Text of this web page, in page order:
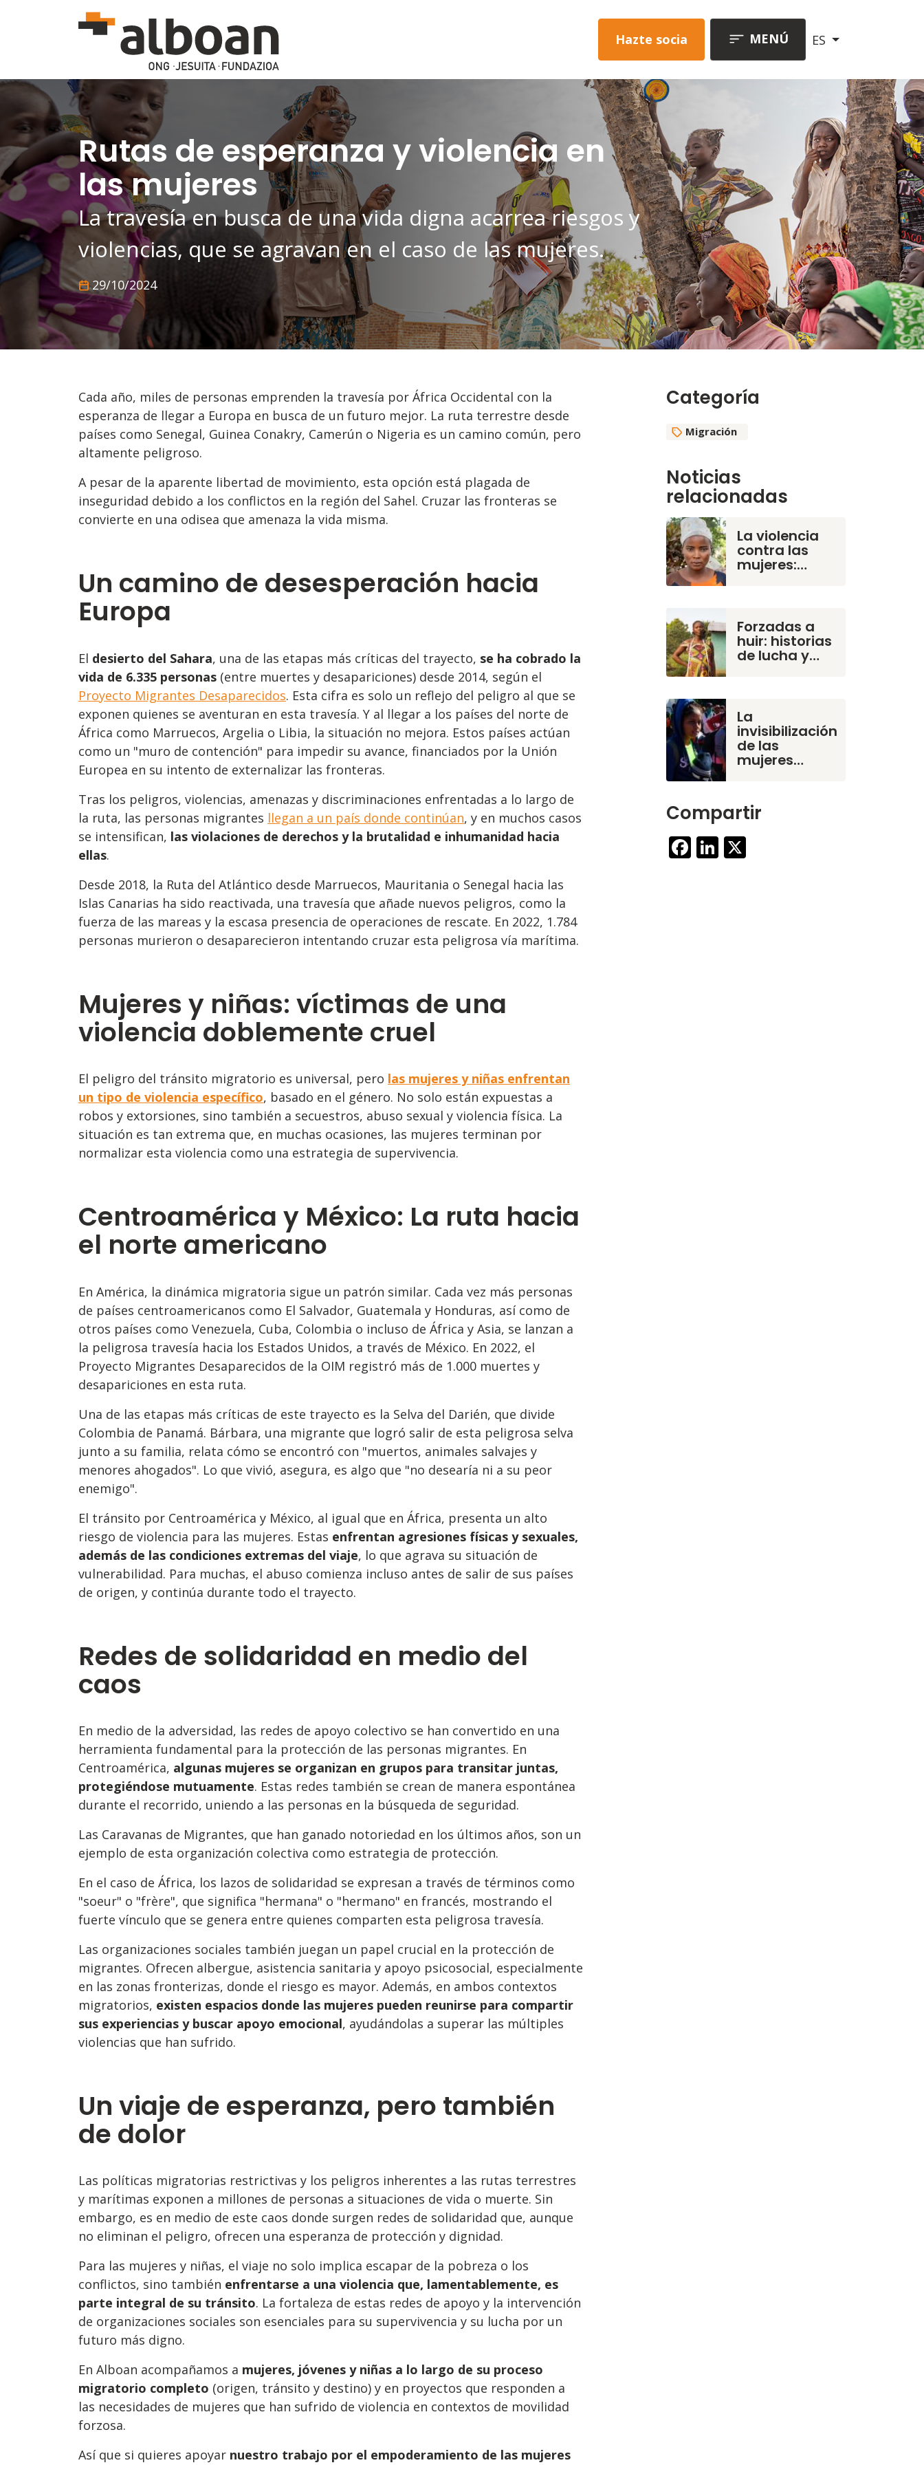
Pasar al contenido principal
Hazte socia
ES
MENÚ
Rutas de esperanza y violencia en
las mujeres
La travesía en busca de una vida digna acarrea riesgos y
violencias, que se agravan en el caso de las mujeres.
29/10/2024
Cada año, miles de personas emprenden la travesía por África Occidental con la
esperanza de llegar a Europa en busca de un futuro mejor. La ruta terrestre desde
países como Senegal, Guinea Conakry, Camerún o Nigeria es un camino común, pero
altamente peligroso.
A pesar de la aparente libertad de movimiento, esta opción está plagada de
inseguridad debido a los conflictos en la región del Sahel. Cruzar las fronteras se
convierte en una odisea que amenaza la vida misma.
Un camino de desesperación hacia
Europa
El desierto del Sahara, una de las etapas más críticas del trayecto, se ha cobrado la
vida de 6.335 personas (entre muertes y desapariciones) desde 2014, según el
Proyecto Migrantes Desaparecidos. Esta cifra es solo un reflejo del peligro al que se
exponen quienes se aventuran en esta travesía. Y al llegar a los países del norte de
África como Marruecos, Argelia o Libia, la situación no mejora. Estos países actúan
como un "muro de contención" para impedir su avance, financiados por la Unión
Europea en su intento de externalizar las fronteras.
Tras los peligros, violencias, amenazas y discriminaciones enfrentadas a lo largo de
la ruta, las personas migrantes llegan a un país donde continúan, y en muchos casos
se intensifican, las violaciones de derechos y la brutalidad e inhumanidad hacia
ellas.
Desde 2018, la Ruta del Atlántico desde Marruecos, Mauritania o Senegal hacia las
Islas Canarias ha sido reactivada, una travesía que añade nuevos peligros, como la
fuerza de las mareas y la escasa presencia de operaciones de rescate. En 2022, 1.784
personas murieron o desaparecieron intentando cruzar esta peligrosa vía marítima.
Mujeres y niñas: víctimas de una
violencia doblemente cruel
El peligro del tránsito migratorio es universal, pero las mujeres y niñas enfrentan
un tipo de violencia específico, basado en el género. No solo están expuestas a
robos y extorsiones, sino también a secuestros, abuso sexual y violencia física. La
situación es tan extrema que, en muchas ocasiones, las mujeres terminan por
normalizar esta violencia como una estrategia de supervivencia.
Centroamérica y México: La ruta hacia
el norte americano
En América, la dinámica migratoria sigue un patrón similar. Cada vez más personas
de países centroamericanos como El Salvador, Guatemala y Honduras, así como de
otros países como Venezuela, Cuba, Colombia o incluso de África y Asia, se lanzan a
la peligrosa travesía hacia los Estados Unidos, a través de México. En 2022, el
Proyecto Migrantes Desaparecidos de la OIM registró más de 1.000 muertes y
desapariciones en esta ruta.
Una de las etapas más críticas de este trayecto es la Selva del Darién, que divide
Colombia de Panamá. Bárbara, una migrante que logró salir de esta peligrosa selva
junto a su familia, relata cómo se encontró con "muertos, animales salvajes y
menores ahogados". Lo que vivió, asegura, es algo que "no desearía ni a su peor
enemigo".
El tránsito por Centroamérica y México, al igual que en África, presenta un alto
riesgo de violencia para las mujeres. Estas enfrentan agresiones físicas y sexuales,
además de las condiciones extremas del viaje, lo que agrava su situación de
vulnerabilidad. Para muchas, el abuso comienza incluso antes de salir de sus países
de origen, y continúa durante todo el trayecto.
Redes de solidaridad en medio del
caos
En medio de la adversidad, las redes de apoyo colectivo se han convertido en una
herramienta fundamental para la protección de las personas migrantes. En
Centroamérica, algunas mujeres se organizan en grupos para transitar juntas,
protegiéndose mutuamente. Estas redes también se crean de manera espontánea
durante el recorrido, uniendo a las personas en la búsqueda de seguridad.
Las Caravanas de Migrantes, que han ganado notoriedad en los últimos años, son un
ejemplo de esta organización colectiva como estrategia de protección.
En el caso de África, los lazos de solidaridad se expresan a través de términos como
"soeur" o "frère", que significa "hermana" o "hermano" en francés, mostrando el
fuerte vínculo que se genera entre quienes comparten esta peligrosa travesía.
Las organizaciones sociales también juegan un papel crucial en la protección de
migrantes. Ofrecen albergue, asistencia sanitaria y apoyo psicosocial, especialmente
en las zonas fronterizas, donde el riesgo es mayor. Además, en ambos contextos
migratorios, existen espacios donde las mujeres pueden reunirse para compartir
sus experiencias y buscar apoyo emocional, ayudándolas a superar las múltiples
violencias que han sufrido.
Un viaje de esperanza, pero también
de dolor
Las políticas migratorias restrictivas y los peligros inherentes a las rutas terrestres
y marítimas exponen a millones de personas a situaciones de vida o muerte. Sin
embargo, es en medio de este caos donde surgen redes de solidaridad que, aunque
no eliminan el peligro, ofrecen una esperanza de protección y dignidad.
Para las mujeres y niñas, el viaje no solo implica escapar de la pobreza o los
conflictos, sino también enfrentarse a una violencia que, lamentablemente, es
parte integral de su tránsito. La fortaleza de estas redes de apoyo y la intervención
de organizaciones sociales son esenciales para su supervivencia y su lucha por un
futuro más digno.
En Alboan acompañamos a mujeres, jóvenes y niñas a lo largo de su proceso
migratorio completo (origen, tránsito y destino) y en proyectos que responden a
las necesidades de mujeres que han sufrido de violencia en contextos de movilidad
forzosa.
Así que si quieres apoyar nuestro trabajo por el empoderamiento de las mujeres
Categoría
Migración
Noticias
relacionadas
La violencia
contra las
mujeres:…
Forzadas a
huir: historias
de lucha y…
La
invisibilización
de las
mujeres…
Compartir
Facebook
LinkedIn